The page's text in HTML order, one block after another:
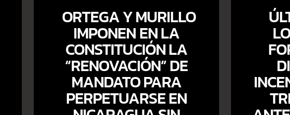
ORTEGA Y MURILLO
IMPONEN EN LA
CONSTITUCIÓN LA
“RENOVACIÓN” DE
MANDATO PARA
PERPETUARSE EN